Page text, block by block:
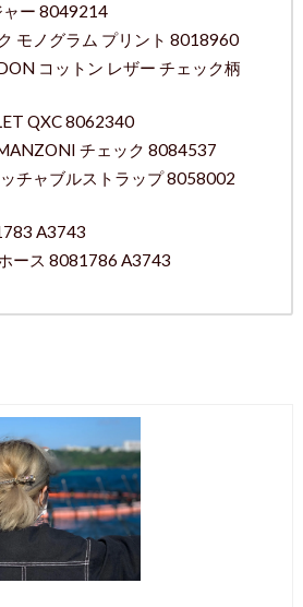
ー 8049214
モノグラム プリント 8018960
コットン レザー チェック柄
QXC 8062340
チェック 8084537
チャブルストラップ 8058002
A3743
ース 8081786 A3743